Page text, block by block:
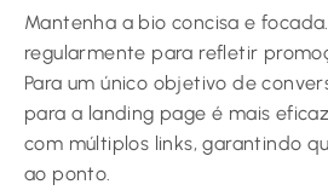
Mantenha a bio concisa e
regularmente para refletir
Para um único objetivo de
para a landing page é mais
com múltiplos links, garantindo
ao ponto.